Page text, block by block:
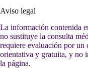
Aviso legal
La información contenida
no sustituye la consulta
requiere evaluación por un
orientativa y gratuita, y no
la página.